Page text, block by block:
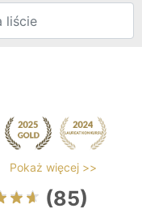
Pokaż więcej >>
(85)